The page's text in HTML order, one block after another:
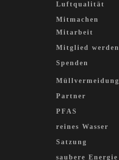
Luftqualität
Mitmachen
Mitarbeit
Mitglied werden
Spenden
Müllvermeidung
Partner
PFAS
reines Wasser
Satzung
saubere Energie